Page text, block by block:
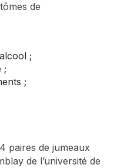
de
;
;
;
paires de jumeaux
de l’université de